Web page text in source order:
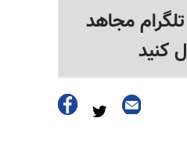
تلگرام مجاهد
کنید